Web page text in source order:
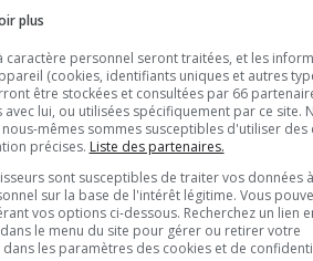
des effets indirects pourraient
sentir dans la région…
d’exportations vers d’autres
qui, eux, exportent plus fortement
Commentaires
plus
caractère personnel seront traitées, et les
(cookies, identifiants uniques et autres
être stockées et consultées par 66
avec lui, ou utilisées spécifiquement par ce site.
mêmes sommes susceptibles d'utiliser des
précises. Liste des partenaires.
sont susceptibles de traiter vos données à
sur la base de l'intérêt légitime. Vous
vos options ci-dessous. Recherchez un lien
le menu du site pour gérer ou retirer votre
les paramètres des cookies et de